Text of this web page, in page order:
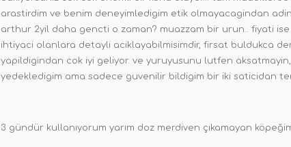
arastirdim ve benim deneyimledigim etik olmayacagindan
arthur 2yil daha gencti o zaman? muazzam bir urun.. fiyati
ihtiyaci olanlara detayli aciklayabilmisimdir, firsat buldukca
yapildigindan cok iyi geliyor. ve yuruyusunu lutfen
yedekledigim ama sadece guvenilir bildigim bir iki saticidan
3 gündür kullanıyorum yarım doz merdiven çıkamayan